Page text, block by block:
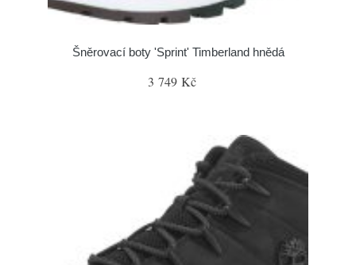
Šněrovací boty 'Sprint' Timberland hnědá
3 749 Kč